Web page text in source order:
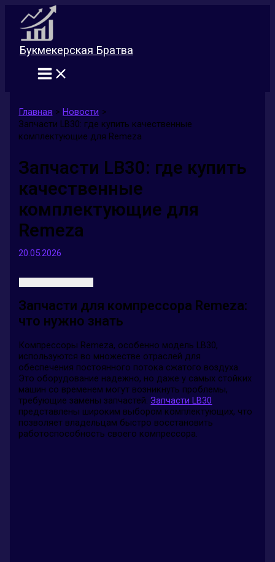
Перейти
содержимому
Букмекерская Братва
Главная
Новости
Запчасти LB30: где купить качественные
комплектующие для Remeza
Запчасти LB30: где купить
качественные
комплектующие для
Remeza
20.05.2026
Запчасти для компрессора Remeza:
что нужно знать
Компрессоры Remeza, особенно модель LB30,
используются во множестве отраслей для
обеспечения постоянного потока сжатого воздуха.
Это оборудование надежно, но даже у самых стойких
машин со временем могут возникнуть проблемы,
требующие замены запчастей.Запчасти LB30
представлены широким выбором комплектующих, что
позволяет владельцам быстро восстановить
работоспособность своего компрессора.